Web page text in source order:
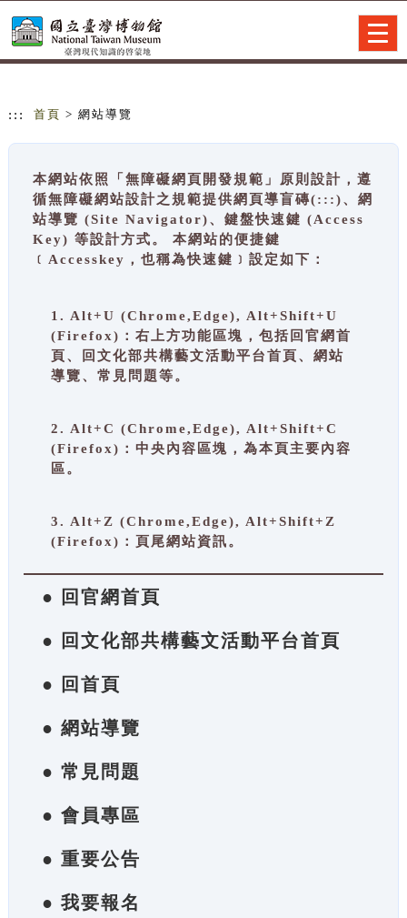
::: 首頁 > 網站導覽
本網站依照「無障礙網頁開發規範」原則設計，遵
循無障礙網站設計之規範提供網頁導盲磚(:::)、網
站導覽 (Site Navigator)、鍵盤快速鍵 (Access
Key) 等設計方式。 本網站的便捷鍵
﹝Accesskey，也稱為快速鍵﹞設定如下：
1. Alt+U (Chrome,Edge), Alt+Shift+U
(Firefox)：右上方功能區塊，包括回官網首
頁、回文化部共構藝文活動平台首頁、網站
導覽、常見問題等。
2. Alt+C (Chrome,Edge), Alt+Shift+C
(Firefox)：中央內容區塊，為本頁主要內容
區。
3. Alt+Z (Chrome,Edge), Alt+Shift+Z
(Firefox)：頁尾網站資訊。
● 回官網首頁
● 回文化部共構藝文活動平台首頁
● 回首頁
● 網站導覽
● 常見問題
● 會員專區
● 重要公告
● 我要報名